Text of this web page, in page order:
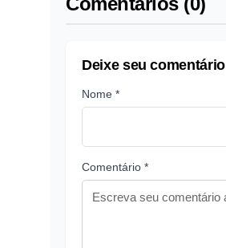
Deixe seu comentário
Nome *
Comentário *